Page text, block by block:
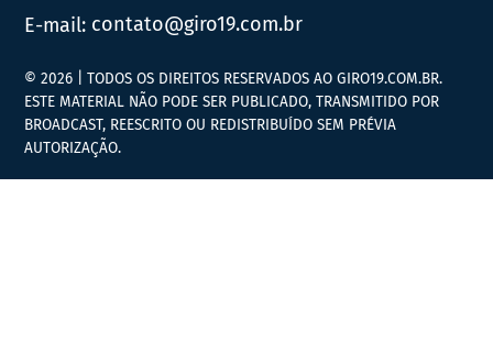
E-mail: contato@giro19.com.br
© 2026 | TODOS OS DIREITOS RESERVADOS AO GIRO19.COM.BR.
ESTE MATERIAL NÃO PODE SER PUBLICADO, TRANSMITIDO POR
BROADCAST, REESCRITO OU REDISTRIBUÍDO SEM PRÉVIA
AUTORIZAÇÃO.